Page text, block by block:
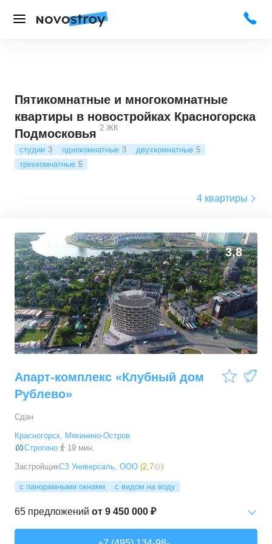
Пятикомнатные и многокомнатные
квартиры в новостройках Красногорска
Подмосковья 2 ЖК
студии 3 однокомнатные 3 двухкомнатные 5
трехкомнатные 5
4 квартиры
3,8
Апарт-комплекс «Клубный дом
Рублево»
Сдан
Красногорск, Мякинино-Остров
Строгино
19 мин.
ЗастройщикСЗ Универсаль, ООО (2,7 )
с панорамными окнами с видом на воду
65 предложений от 9 450 000 ₽